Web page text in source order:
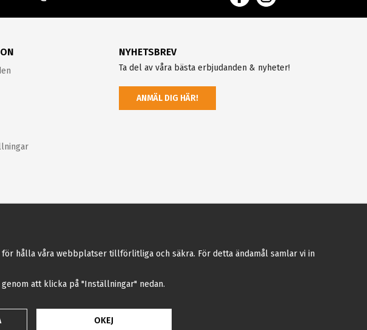
NYHETSBREV
Ta del av våra bästa erbjudanden & nyheter!
ANMÄL DIG HÄR!
hålla våra webbplatser tillförlitliga och säkra. För detta ändamål samlar vi in
att klicka på "Inställningar" nedan.
OKEJ